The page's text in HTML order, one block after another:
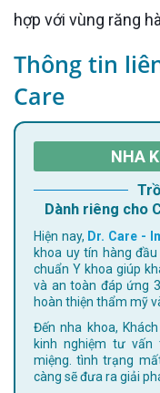
hợp với vùng răng
Thông tin
Care
NHA
Dành riêng
Hiện nay, Dr. Care -
khoa uy tín hàng
chuẩn Y khoa giúp
và an toàn đáp ứng
hoàn thiện thẩm mỹ
Đến nha khoa,
kinh nghiệm tư
miệng. tình trạng
càng sẽ đưa ra giải